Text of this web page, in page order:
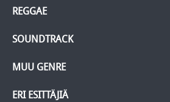
REGGAE
SOUNDTRACK
MUU GENRE
ERI ESITTÄJIÄ